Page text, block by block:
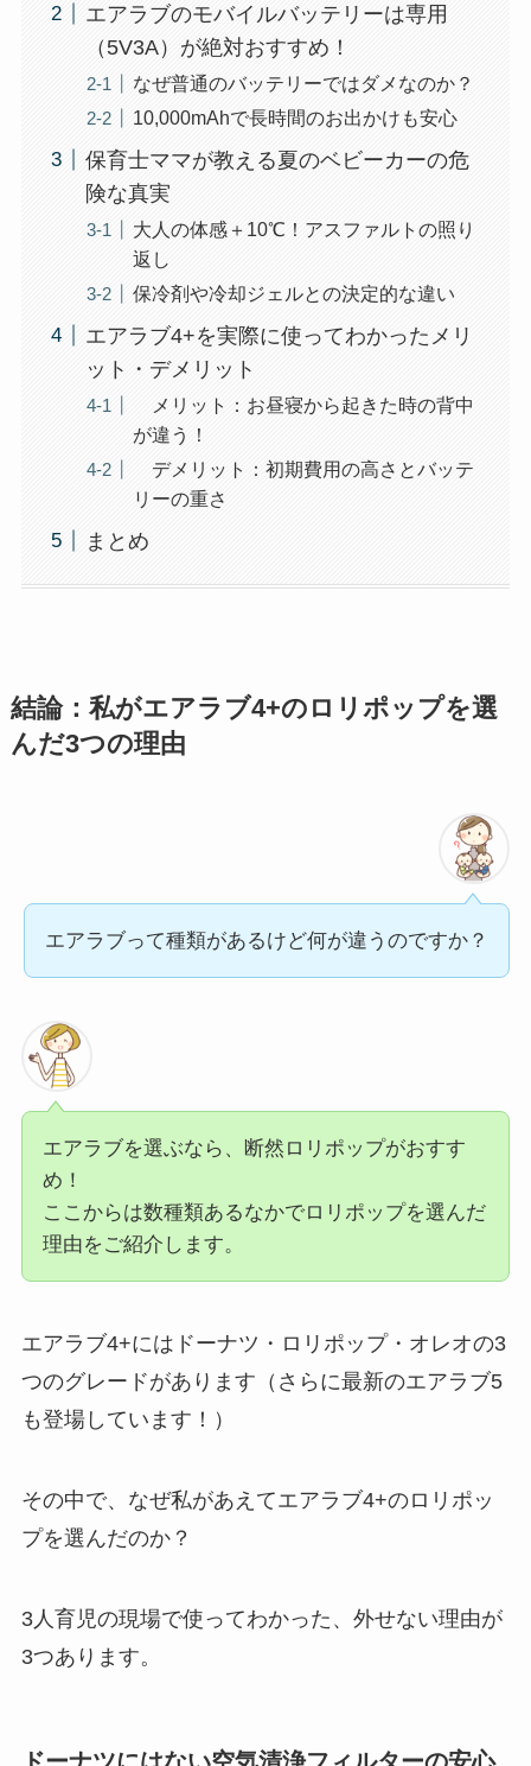
エアラブのモバイルバッテリーは専用
（5V3A）が絶対おすすめ！
なぜ普通のバッテリーではダメなのか？
10,000mAhで長時間のお出かけも安心
保育士ママが教える夏のベビーカーの危
険な真実
大人の体感＋10℃！アスファルトの照り
返し
保冷剤や冷却ジェルとの決定的な違い
エアラブ4+を実際に使ってわかったメリ
ット・デメリット
メリット：お昼寝から起きた時の背中
が違う！
デメリット：初期費用の高さとバッテ
リーの重さ
まとめ
結論：私がエアラブ4+のロリポップを選
んだ3つの理由
エアラブって種類があるけど何が違うのですか？
エアラブを選ぶなら、断然ロリポップがおすす
め！
ここからは数種類あるなかでロリポップを選んだ
理由をご紹介します。
エアラブ4+にはドーナツ・ロリポップ・オレオの3
つのグレードがあります（さらに最新のエアラブ5
も登場しています！）
その中で、なぜ私があえてエアラブ4+のロリポッ
プを選んだのか？
3人育児の現場で使ってわかった、外せない理由が
3つあります。